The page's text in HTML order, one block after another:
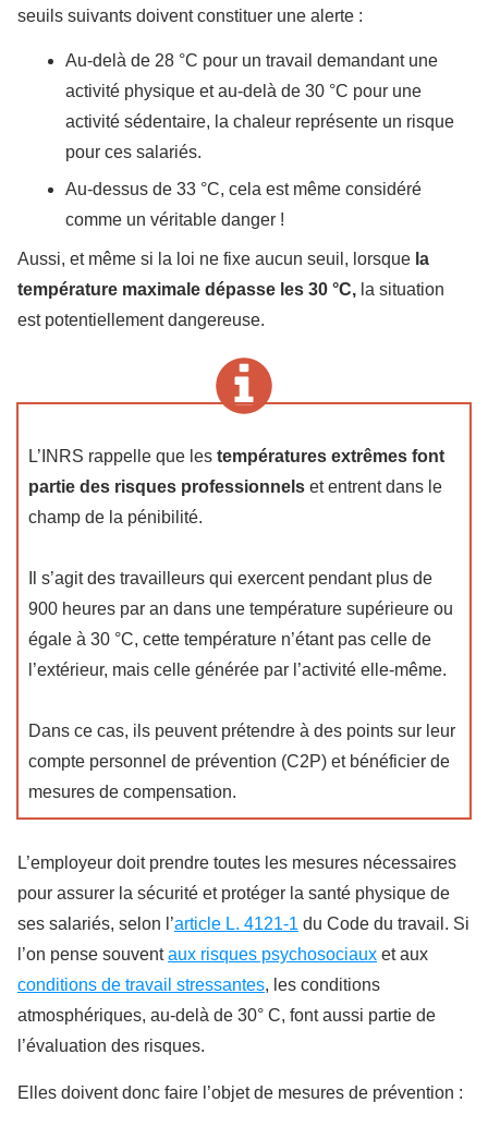
seuils suivants doivent constituer une alerte :
Au-delà de 28 °C pour un travail demandant une
activité physique et au-delà de 30 °C pour une
activité sédentaire, la chaleur représente un risque
pour ces salariés.
Au-dessus de 33 °C, cela est même considéré
comme un véritable danger !
Aussi, et même si la loi ne fixe aucun seuil, lorsque la
température maximale dépasse les 30 °C, la situation
est potentiellement dangereuse.
L’INRS rappelle que les températures extrêmes font
partie des risques professionnels et entrent dans le
champ de la pénibilité.
Il s’agit des travailleurs qui exercent pendant plus de
900 heures par an dans une température supérieure ou
égale à 30 °C, cette température n’étant pas celle de
l’extérieur, mais celle générée par l’activité elle-même.
Dans ce cas, ils peuvent prétendre à des points sur leur
compte personnel de prévention (C2P) et bénéficier de
mesures de compensation.
L’employeur doit prendre toutes les mesures nécessaires
pour assurer la sécurité et protéger la santé physique de
ses salariés, selon l’article L. 4121-1 du Code du travail. Si
l’on pense souventaux risques psychosociaux et aux
conditions de travail stressantes, les conditions
atmosphériques, au-delà de 30° C, font aussi partie de
l’évaluation des risques.
Elles doivent donc faire l’objet de mesures de prévention :